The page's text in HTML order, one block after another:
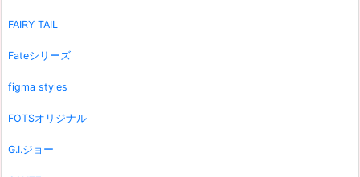
FAIRY TAIL
Fateシリーズ
figma styles
FOTSオリジナル
G.I.ジョー